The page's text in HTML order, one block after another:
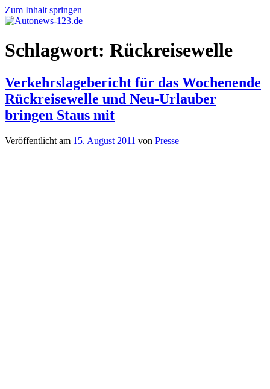
Zum Inhalt springen
Autonews-
123.de
Autonews
mit
Schlagwort: Rückreisewelle
Verkehrslagebericht für das Wochenende
Rückreisewelle und Neu-Urlauber
bringen Staus mit
Veröffentlicht am 15. August 2011 von Presse